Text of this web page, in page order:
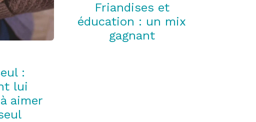
:
lui
aimer
Friandises et
éducation : un mix
gagnant